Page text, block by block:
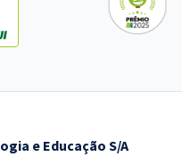
e Educação S/A